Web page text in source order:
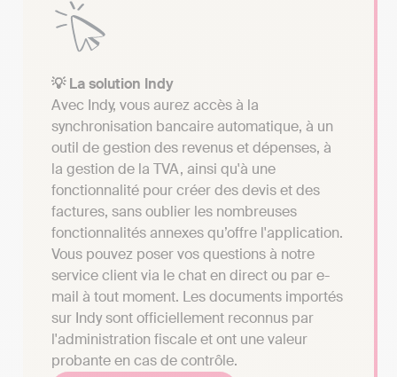
💡 La solution Indy
Avec Indy, vous aurez accès à la
synchronisation bancaire automatique, à un
outil de gestion des revenus et dépenses, à
la gestion de la TVA, ainsi qu'à une
fonctionnalité pour créer des devis et des
factures, sans oublier les nombreuses
fonctionnalités annexes qu’offre l'application.
Vous pouvez poser vos questions à notre
service client via le chat en direct ou par e-
mail à tout moment. Les documents importés
sur Indy sont officiellement reconnus par
l'administration fiscale et ont une valeur
probante en cas de contrôle.